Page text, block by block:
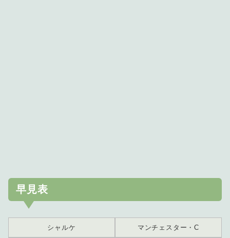
早見表
シャルケ マンチェスター・C